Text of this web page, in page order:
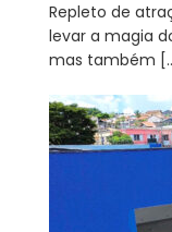
Repleto de
levar a magia
mas também